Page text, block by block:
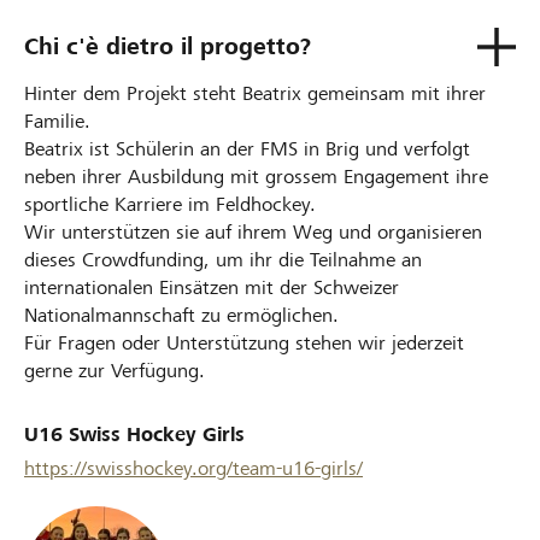
Chi c'è dietro il progetto?
Hinter dem Projekt steht Beatrix gemeinsam mit ihrer
Familie.
Beatrix ist Schülerin an der FMS in Brig und verfolgt
neben ihrer Ausbildung mit grossem Engagement ihre
sportliche Karriere im Feldhockey.
Wir unterstützen sie auf ihrem Weg und organisieren
dieses Crowdfunding, um ihr die Teilnahme an
internationalen Einsätzen mit der Schweizer
Nationalmannschaft zu ermöglichen.
Für Fragen oder Unterstützung stehen wir jederzeit
gerne zur Verfügung.
U16 Swiss Hockey Girls
https://swisshockey.org/team-u16-girls/